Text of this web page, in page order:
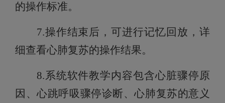
的操作标准。
7.操作结束后，可进行记忆回放，详
细查看心肺复苏的操作结果。
8.系统软件教学内容包含心脏骤停原
因、心跳呼吸骤停诊断、心肺复苏的意义